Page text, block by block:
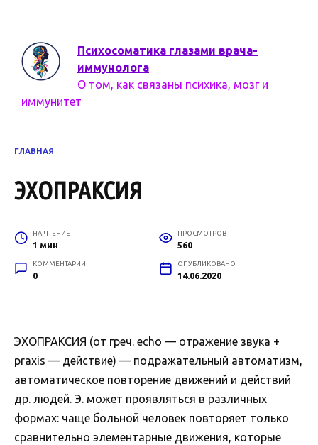
Психосоматика глазами врача-
иммунолога
О том, как связаны психика, мозг и
иммунитет
ГЛАВНАЯ
ЭХОПРАКСИЯ
НА ЧТЕНИЕ
1 мин
ПРОСМОТРОВ
560
КОММЕНТАРИИ
0
ОПУБЛИКОВАНО
14.06.2020
ЭХОПРАКСИЯ (от греч. echo — отражение звука +
praxis — действие) — подражательный автоматизм,
автоматическое повторение движений и действий
др. людей. Э. может проявляться в различных
формах: чаще больной человек повторяет только
сравнительно элементарные движения, которые